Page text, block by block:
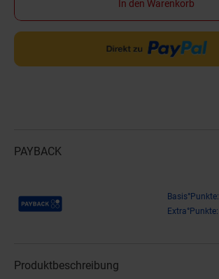
In den Warenkorb
PAYBACK
Payback Punkte Basis°Punkte:
Extra°Punkte:
Produktbeschreibung